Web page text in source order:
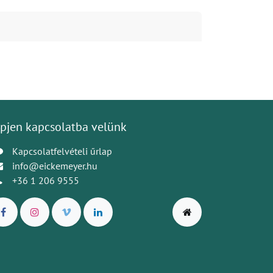
kapcsolatba velünk
Kapcsolatfelvételi űrlap
info@eickemeyer.hu
+36 1 206 9555